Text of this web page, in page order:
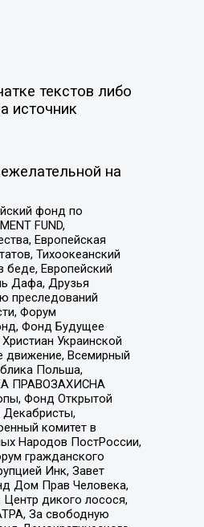
текстов либо
источник
на
фонд по
FUND,
Европейская
Тихоокеанский
беде, Европейский
Дафа, Друзья
преследований
Форум
Фонд Будущее
Украинской
движение, Всемирный
Польша,
ПРАВОЗАХИСНА
Фонд Открытой
Декабристы,
комитет в
Народов ПостРоссии,
гражданского
Инк, Завет
Дом Прав Человека,
дикого лосося,
За свободную